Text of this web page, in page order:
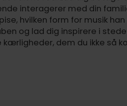
interagerer med din
hvilken form for musik
og lad dig inspirere i
dem du ikke så